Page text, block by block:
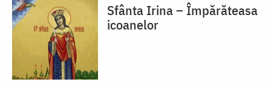
Sfânta Irina – Împărăteasa
icoanelor